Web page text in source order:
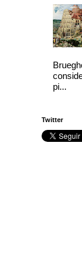
pi...
Twitter